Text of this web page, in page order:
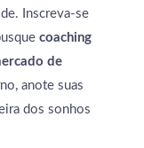
Inscreva-se
coaching
de
anote suas
dos sonhos